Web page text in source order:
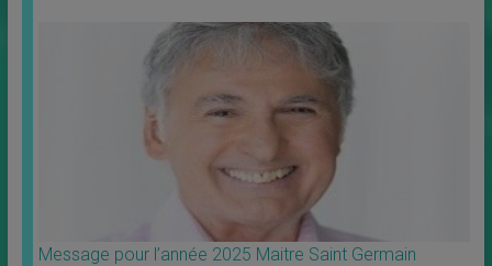
Message pour l’année 2025 Maitre Saint Germain